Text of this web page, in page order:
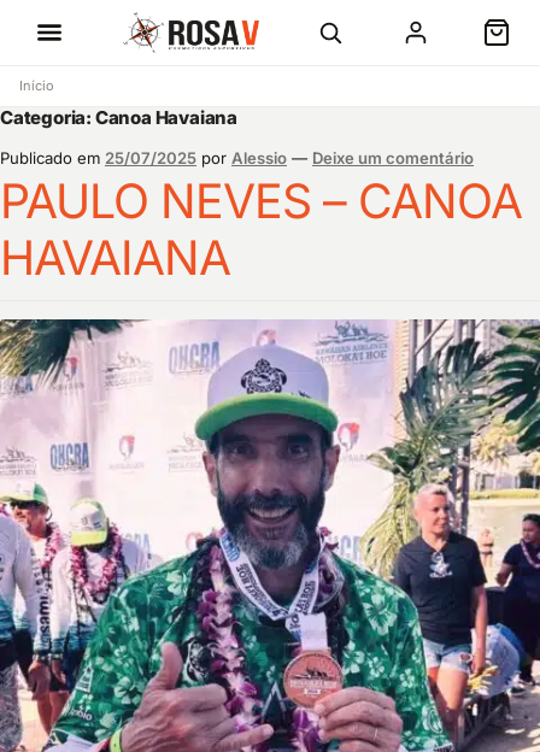
Início
Categoria: Canoa Havaiana
Publicado em 25/07/2025 por Alessio — Deixe um comentário
PAULO NEVES – CANOA
HAVAIANA